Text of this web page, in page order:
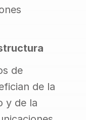
de
de la
y de la